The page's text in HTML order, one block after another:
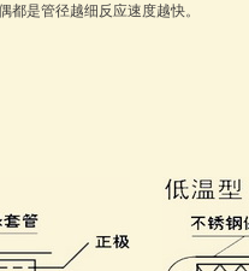
是管径越细反应速度越快。